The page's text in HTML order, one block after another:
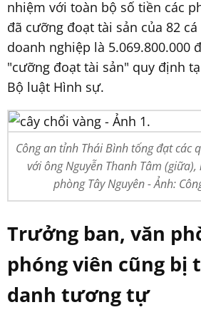
nhiệm với toàn bộ số tiền các
đã cưỡng đoạt tài sản của 82
doanh nghiệp là 5.069.800.000
"cưỡng đoạt tài sản" quy định
Bộ luật Hình sự.
Công an tỉnh Thái Bình tống đạt các
với ông Nguyễn Thanh Tâm
phòng Tây Nguyên - Ảnh:
Trưởng ban, văn
phóng viên cũng bị
danh tương tự